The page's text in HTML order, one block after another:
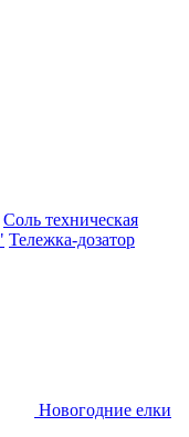
Соль техническая
Тележка-дозатор
Новогодние елки